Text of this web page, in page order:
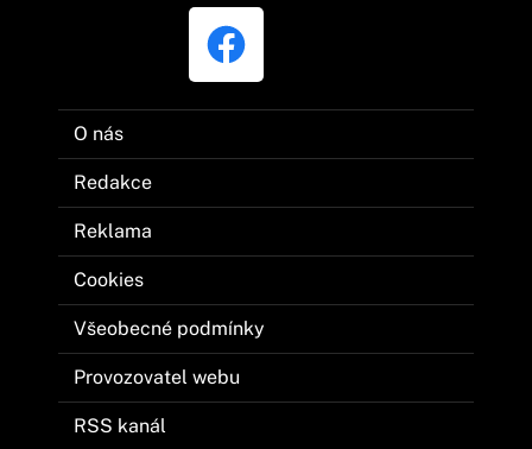
O nás
Redakce
Reklama
Cookies
Všeobecné podmínky
Provozovatel webu
RSS kanál